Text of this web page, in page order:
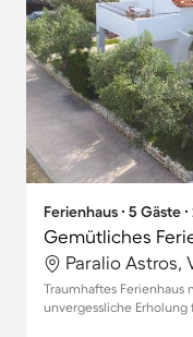
Ferienhaus ∙ 5 Gäste
Paralio Astros,
Traumhaftes Ferienhaus
unvergessliche Erholung